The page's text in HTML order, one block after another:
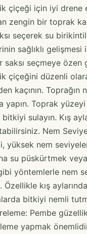
çiçeği için iyi drene
zengin bir toprak
seçerek su
sağlıklı gelişmesi
seçmeye özen
çiçeğini düzenli
kaçının. Toprağın
yapın. Toprak
sulayın. Kış
Nem
yüksek nem
su püskürtmek
yöntemlerle nem
Özellikle kış
bitkiyi nemli
Pembe
yapmak